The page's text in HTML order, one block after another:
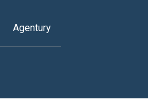
Agentury